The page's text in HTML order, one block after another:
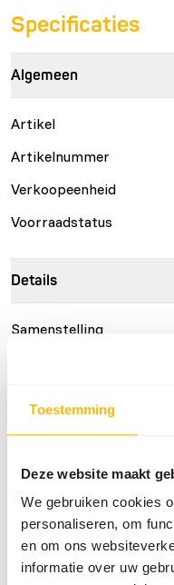
Toestemming
Deze website maakt
We gebruiken cookies
personaliseren, om
en om ons
informatie over uw
Specificaties
Algemeen
Artikel
Artikelnummer
Verkoopeenheid
Voorraadstatus
Details
Samenstelling
Voedingsadvies
Voor honden zou een
lichaamsgewicht per